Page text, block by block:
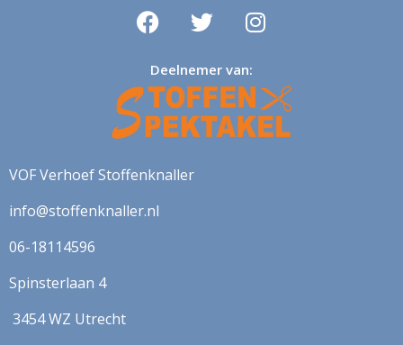
Deelnemer van:
VOF Verhoef Stoffenknaller
info@stoffenknaller.nl
06-18114596
Spinsterlaan 4
3454 WZ Utrecht